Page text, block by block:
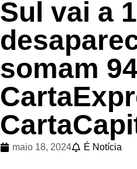
Sul vai a
somam
maio 18, 2024 É Notícia